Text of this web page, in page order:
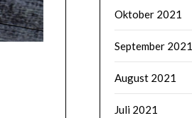
Oktober 2021
September 2021
August 2021
Juli 2021